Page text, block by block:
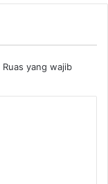
Ruas yang wajib